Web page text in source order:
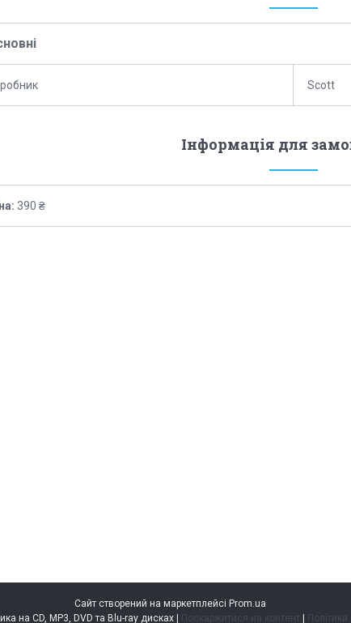
Scott
Інформація для
390 ₴
Сайт створений на маркетплейсі Prom.ua
music.kiev.ua — музика на CD, MP3, DVD та Blu-ray дисках | Поскаржитися на контент | Політика